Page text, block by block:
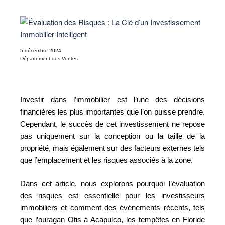
5 décembre 2024
Département des Ventes
Investir dans l’immobilier est l’une des décisions
financières les plus importantes que l’on puisse prendre.
Cependant, le succès de cet investissement ne repose
pas uniquement sur la conception ou la taille de la
propriété, mais également sur des facteurs externes tels
que l’emplacement et les risques associés à la zone.
Dans cet article, nous explorons pourquoi l’évaluation
des risques est essentielle pour les investisseurs
immobiliers et comment des événements récents, tels
que l’ouragan Otis à Acapulco, les tempêtes en Floride